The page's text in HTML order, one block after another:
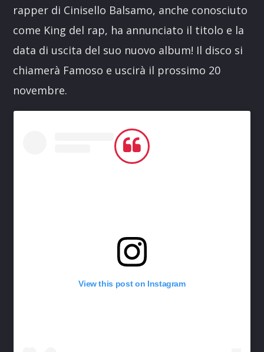
rapper di Cinisello Balsamo, anche conosciuto
come King del rap, ha annunciato il titolo e la
data di uscita del suo nuovo album! Il disco si
chiamerà Famoso e uscirà il prossimo 20
novembre.
View this post on Instagram